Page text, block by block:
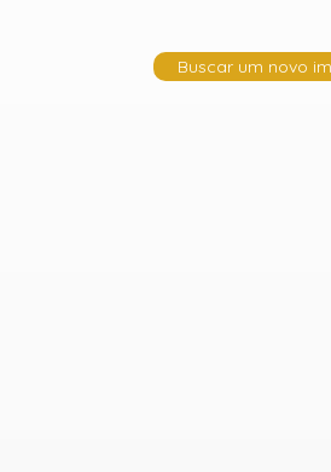
Buscar um novo